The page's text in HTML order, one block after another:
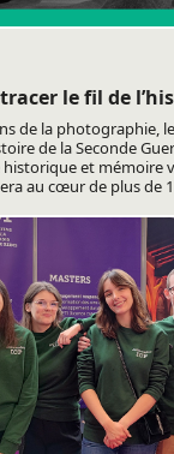
le fil de
de la photographie,
de la Seconde
et mémoire
au cœur de plus de